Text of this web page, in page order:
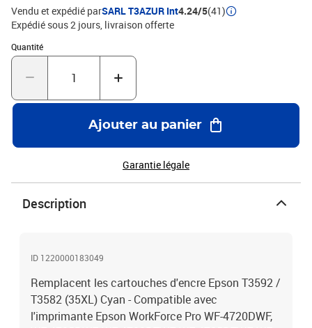
Vendu et expédié parSARL T3AZUR Int4.24/5(41)
Expédié sous 2 jours livraison offerte
Quantité
Quantité : 1
Ajouter au panier
Garantie légale
Description
ID 1220000183049
Remplacent les cartouches d'encre Epson T3592 /
T3582 (35XL) Cyan - Compatible avec
l'imprimante Epson WorkForce Pro WF-4720DWF,